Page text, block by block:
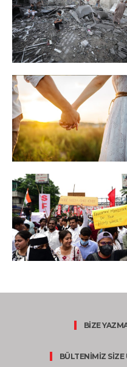
BİZE
BÜLTENİMİZ SİZE